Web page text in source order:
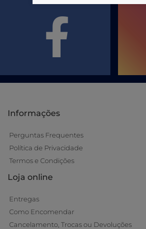
Informações
Perguntas Frequentes
Política de Privacidade
Termos e Condições
Loja online
Entregas
Como Encomendar
Cancelamento, Trocas ou Devoluções